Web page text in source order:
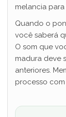
melancia
Quando o
você saberá
O som que
madura deve
anteriores.
processo